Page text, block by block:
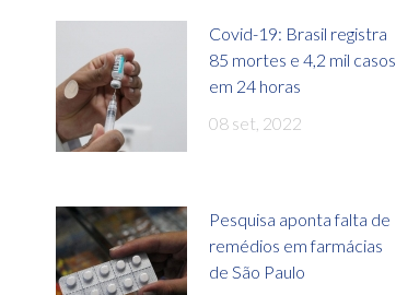
Covid-19: Brasil registra
85 mortes e 4,2 mil casos
em 24 horas
08 set, 2022
Pesquisa aponta falta de
remédios em farmácias
de São Paulo